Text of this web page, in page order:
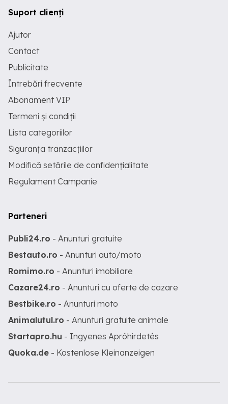
Suport clienți
Ajutor
Contact
Publicitate
Întrebări frecvente
Abonament VIP
Termeni și condiții
Lista categoriilor
Siguranța tranzacțiilor
Modifică setările de confidențialitate
Regulament Campanie
Parteneri
Publi24.ro - Anunturi gratuite
Bestauto.ro - Anunturi auto/moto
Romimo.ro - Anunturi imobiliare
Cazare24.ro - Anunturi cu oferte de cazare
Bestbike.ro - Anunturi moto
Animalutul.ro - Anunturi gratuite animale
Startapro.hu - Ingyenes Apróhirdetés
Quoka.de - Kostenlose Kleinanzeigen